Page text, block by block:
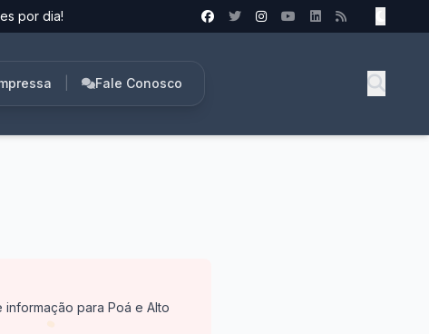
por dia!
Fale Conosco
informação para Poá e Alto